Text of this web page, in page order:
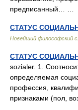
предписанный… …
СТАТУС
Новейший философский
СТАТУС
sozialer. 1.
определяемая
профессия,
признаками (пол,